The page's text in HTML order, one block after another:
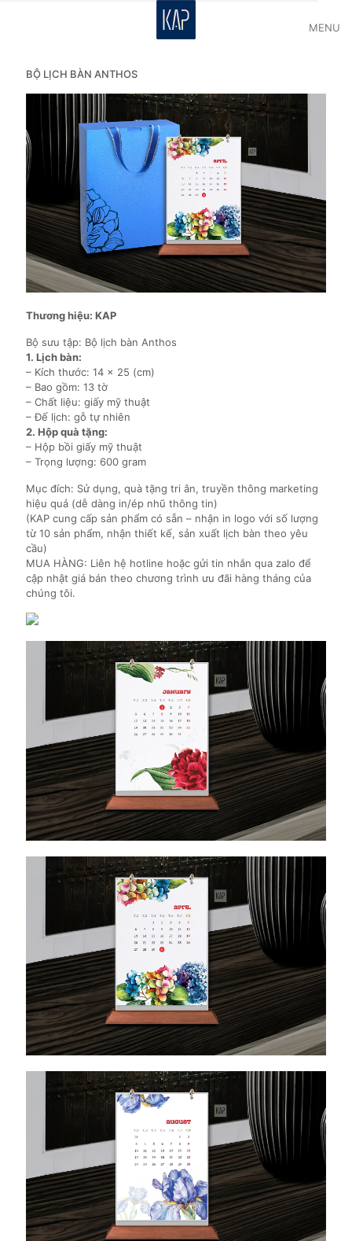
MENU
BỘ LỊCH BÀN ANTHOS
Thương hiệu: KAP
Bộ sưu tập: Bộ lịch bàn Anthos
1. Lịch bàn:
– Kích thước: 14 x 25 (cm)
– Bao gồm: 13 tờ
– Chất liệu: giấy mỹ thuật
– Đế lịch: gỗ tự nhiên
2. Hộp quà tặng:
– Hộp bồi giấy mỹ thuật
– Trọng lượng: 600 gram
Mục đích: Sử dụng, quà tặng tri ân, truyền thông marketing
hiệu quả (dễ dàng in/ép nhũ thông tin)
(KAP cung cấp sản phẩm có sẵn – nhận in logo với số lượng
từ 10 sản phẩm, nhận thiết kế, sản xuất lịch bàn theo yêu
cầu)
MUA HÀNG: Liên hệ hotline hoặc gửi tin nhắn qua zalo để
cập nhật giá bán theo chương trình ưu đãi hàng tháng của
chúng tôi.